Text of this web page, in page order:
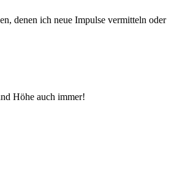
denen ich neue Im­pul­se vermitteln oder
Höhe auch immer!